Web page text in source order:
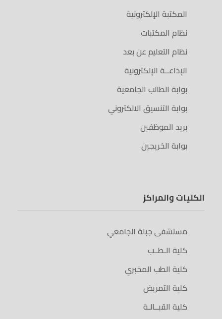
المكتبة الإلكترونية
نظام المكتبات
نظام التعليم عن بعد
الإذاعــة الإلكترونية
بوابة الطالب الجامعية
بوابة التنسيق الالكتروني
بريد الموظفين
بوابة الخريجين
الكليات والمراكز
مستشفى جبلة الجامعي
كلية الـطــب
كلية الطب المخبري
كلية التمريض
كلية القبــالـة